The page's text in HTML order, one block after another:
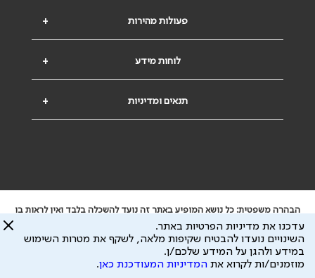
+ פעולות מהירות
+ לוחות מידע
+ תנאים ומדיניות
הבהרה משפטית: כל נושא המופיע באתר זה נועד להשכלה בלבד ואין לראות בו
ייעוץ רפואי או משפטי. אין הר"י אחראית לתוכן המתפרסם באתר זה ולכל נזק
שעלול להיגרם.
ידוע לי שהר"י אוספת ושומרת מידע אישי לצורך מתן השרות וכי חלק ממנו עשוי
להיות מועבר לצדדים שלישיים, הכל בכפוף למדיניות הפרטיות
עדכנו את מדיניות הפרטיות באתר.
השינויים נועדו להבטיח שקיפות מלאה, לשקף את מטרות השימוש
במידע ולהגן על המידע שלכם/ן.
מוזמנים/ות לקרוא את המדיניות המעודכנת כאן.